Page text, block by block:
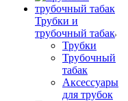
Трубки и
трубочный табак
Трубки
Трубочный
табак
Аксессуары
для трубок